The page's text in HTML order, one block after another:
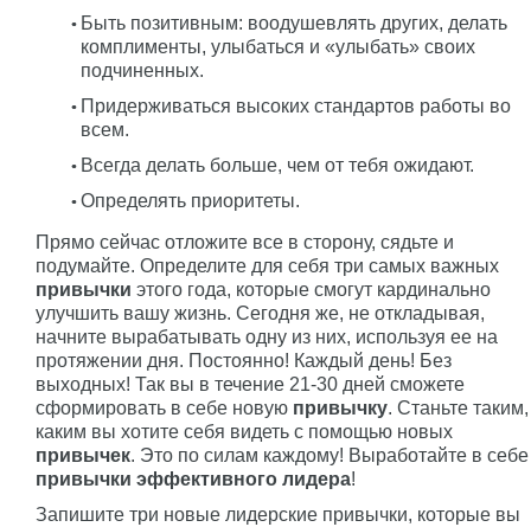
Быть позитивным: воодушевлять других, делать
комплименты, улыбаться и «улыбать» своих
подчиненных.
Придерживаться высоких стандартов работы во
всем.
Всегда делать больше, чем от тебя ожидают.
Определять приоритеты.
Прямо сейчас отложите все в сторону, сядьте и
подумайте. Определите для себя три самых важных
привычки этого года, которые смогут кардинально
улучшить вашу жизнь. Сегодня же, не откладывая,
начните вырабатывать одну из них, используя ее на
протяжении дня. Постоянно! Каждый день! Без
выходных! Так вы в течение 21-30 дней сможете
сформировать в себе новую привычку. Станьте таким,
каким вы хотите себя видеть с помощью новых
привычек. Это по силам каждому! Выработайте в себе
привычки эффективного лидера!
Запишите три новые лидерские привычки, которые вы